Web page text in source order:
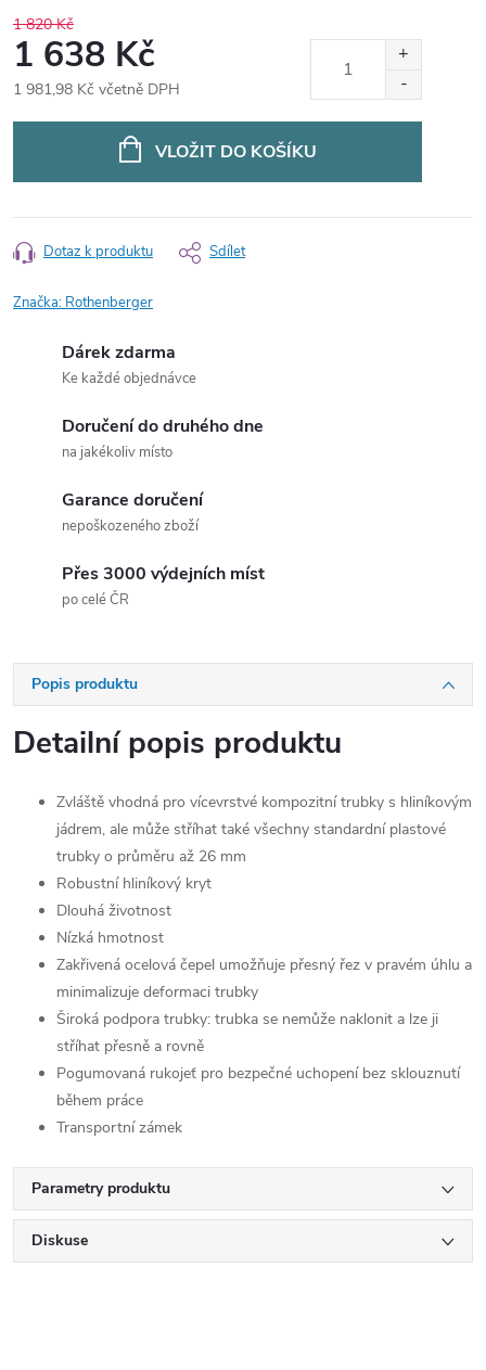
1 820 Kč
1 638 Kč
1 981,98 Kč včetně DPH
VLOŽIT DO KOŠÍKU
Dotaz k produktu Sdílet
Značka: Rothenberger
Dárek zdarma
Ke každé objednávce
Doručení do druhého dne
na jakékoliv místo
Garance doručení
nepoškozeného zboží
Přes 3000 výdejních míst
po celé ČR
Popis produktu
Detailní popis produktu
Zvláště vhodná pro vícevrstvé kompozitní trubky s hliníkovým
jádrem, ale může stříhat také všechny standardní plastové
trubky o průměru až 26 mm
Robustní hliníkový kryt
Dlouhá životnost
Nízká hmotnost
Zakřivená ocelová čepel umožňuje přesný řez v pravém úhlu a
minimalizuje deformaci trubky
Široká podpora trubky: trubka se nemůže naklonit a lze ji
stříhat přesně a rovně
Pogumovaná rukojeť pro bezpečné uchopení bez sklouznutí
během práce
Transportní zámek
Parametry produktu
Diskuse